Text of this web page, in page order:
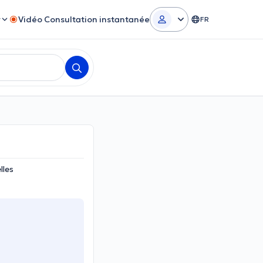
Vidéo Consultation instantanée FR